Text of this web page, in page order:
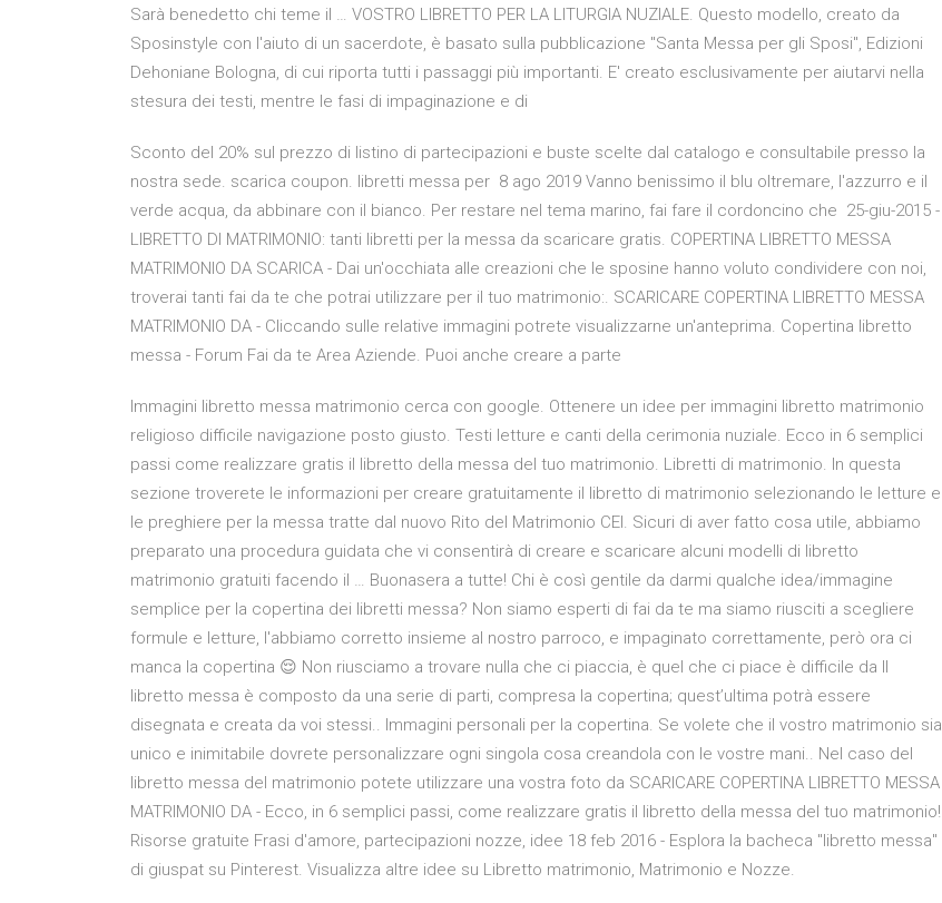
Sarà benedetto chi teme il … VOSTRO LIBRETTO PER LA LITURGIA NUZIALE. Questo modello, creato da
Sposinstyle con l'aiuto di un sacerdote, è basato sulla pubblicazione "Santa Messa per gli Sposi", Edizioni
Dehoniane Bologna, di cui riporta tutti i passaggi più importanti. E' creato esclusivamente per aiutarvi nella
stesura dei testi, mentre le fasi di impaginazione e di
Sconto del 20% sul prezzo di listino di partecipazioni e buste scelte dal catalogo e consultabile presso la
nostra sede. scarica coupon. libretti messa per 8 ago 2019 Vanno benissimo il blu oltremare, l'azzurro e il
verde acqua, da abbinare con il bianco. Per restare nel tema marino, fai fare il cordoncino che 25-giu-2015 -
LIBRETTO DI MATRIMONIO: tanti libretti per la messa da scaricare gratis. COPERTINA LIBRETTO MESSA
MATRIMONIO DA SCARICA - Dai un'occhiata alle creazioni che le sposine hanno voluto condividere con noi,
troverai tanti fai da te che potrai utilizzare per il tuo matrimonio:. SCARICARE COPERTINA LIBRETTO MESSA
MATRIMONIO DA - Cliccando sulle relative immagini potrete visualizzarne un'anteprima. Copertina libretto
messa - Forum Fai da te Area Aziende. Puoi anche creare a parte
Immagini libretto messa matrimonio cerca con google. Ottenere un idee per immagini libretto matrimonio
religioso difficile navigazione posto giusto. Testi letture e canti della cerimonia nuziale. Ecco in 6 semplici
passi come realizzare gratis il libretto della messa del tuo matrimonio. Libretti di matrimonio. In questa
sezione troverete le informazioni per creare gratuitamente il libretto di matrimonio selezionando le letture e
le preghiere per la messa tratte dal nuovo Rito del Matrimonio CEI. Sicuri di aver fatto cosa utile, abbiamo
preparato una procedura guidata che vi consentirà di creare e scaricare alcuni modelli di libretto
matrimonio gratuiti facendo il … Buonasera a tutte! Chi è così gentile da darmi qualche idea/immagine
semplice per la copertina dei libretti messa? Non siamo esperti di fai da te ma siamo riusciti a scegliere
formule e letture, l'abbiamo corretto insieme al nostro parroco, e impaginato correttamente, però ora ci
manca la copertina 😌 Non riusciamo a trovare nulla che ci piaccia, è quel che ci piace è difficile da Il
libretto messa è composto da una serie di parti, compresa la copertina; quest’ultima potrà essere
disegnata e creata da voi stessi.. Immagini personali per la copertina. Se volete che il vostro matrimonio sia
unico e inimitabile dovrete personalizzare ogni singola cosa creandola con le vostre mani.. Nel caso del
libretto messa del matrimonio potete utilizzare una vostra foto da SCARICARE COPERTINA LIBRETTO MESSA
MATRIMONIO DA - Ecco, in 6 semplici passi, come realizzare gratis il libretto della messa del tuo matrimonio!
Risorse gratuite Frasi d'amore, partecipazioni nozze, idee 18 feb 2016 - Esplora la bacheca "libretto messa"
di giuspat su Pinterest. Visualizza altre idee su Libretto matrimonio, Matrimonio e Nozze.